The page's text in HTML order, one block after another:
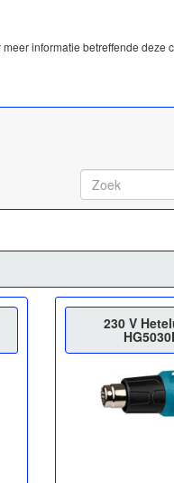
informatie betreffende deze
230 V